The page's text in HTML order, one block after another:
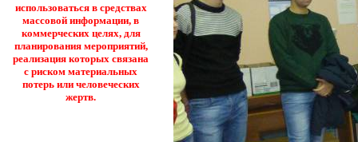
использоваться в средствах
массовой информации, в
коммерческих целях, для
планирования мероприятий,
реализация которых связана
с риском материальных
потерь или человеческих
жертв.